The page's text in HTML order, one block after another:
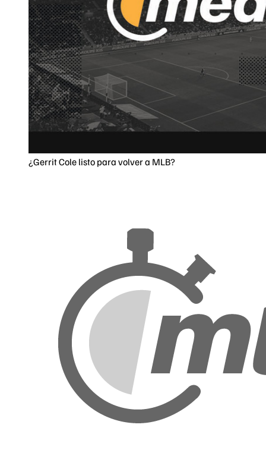
¿Gerrit Cole listo para volver a MLB?